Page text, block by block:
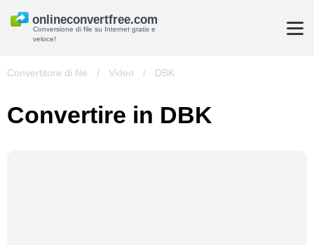
Conversione di file su Internet gratis e
veloce!
Convertitore di file / Video / DBK
Convertire in DBK